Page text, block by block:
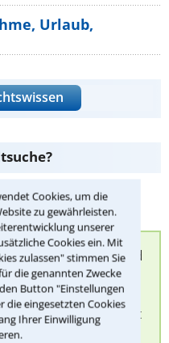
Cookies, um die
zu gewährleisten.
unserer
Cookies ein. Mit
zulassen" stimmen Sie
die genannten Zwecke
Button "Einstellungen
die eingesetzten Cookies
Ihrer Einwilligung
Urlaub,
Anschließend
bei
Vorgehen
durch einen Anwalt